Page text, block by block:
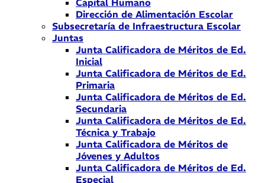
Capital Humano
Dirección de Alimentación Escolar
Subsecretaría de Infraestructura Escolar
Juntas
Junta Calificadora de Méritos de Ed.
Inicial
Junta Calificadora de Méritos de Ed.
Primaria
Junta Calificadora de Méritos de Ed.
Secundaria
Junta Calificadora de Méritos de Ed.
Técnica y Trabajo
Junta Calificadora de Méritos de
Jóvenes y Adultos
Junta Calificadora de Méritos de Ed.
Especial